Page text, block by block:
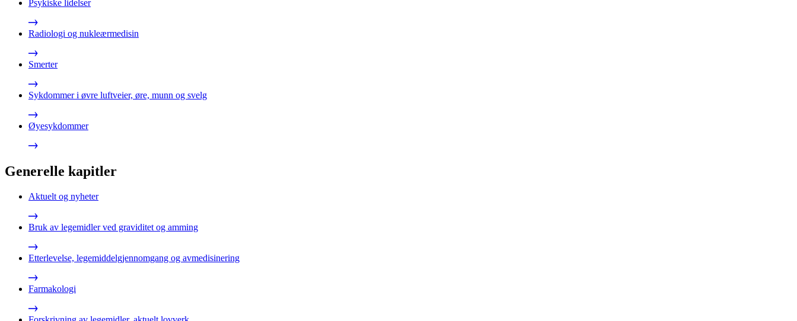
Psykiske lidelser
Radiologi og nukleærmedisin
Smerter
Sykdommer i øvre luftveier, øre, munn og svelg
Øyesykdommer
Generelle kapitler
Aktuelt og nyheter
Bruk av legemidler ved graviditet og amming
Etterlevelse, legemiddelgjennomgang og avmedisinering
Farmakologi